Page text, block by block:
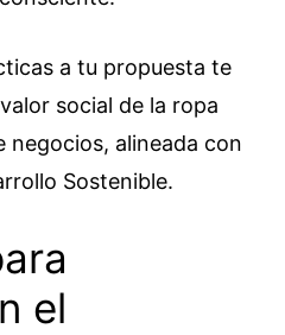
a tu propuesta te
social de la ropa
negocios, alineada con
Sostenible.
el